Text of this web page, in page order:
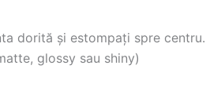
dorită și estompați spre centru.
glossy sau shiny)